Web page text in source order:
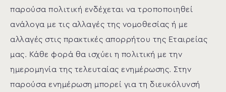
παρούσα πολιτική ενδέχεται να τροποποιηθεί
ανάλογα με τις αλλαγές της νομοθεσίας ή με
αλλαγές στις πρακτικές απορρήτου της Εταιρείας
μας. Κάθε φορά θα ισχύει η πολιτική με την
ημερομηνία της τελευταίας ενημέρωσης. Στην
παρούσα ενημέρωση μπορεί για τη διευκόλυνσή